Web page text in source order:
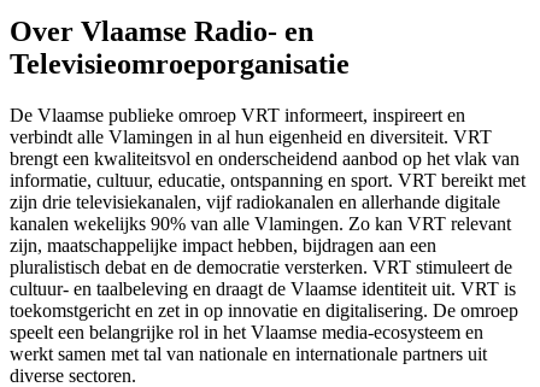
Over Vlaamse Radio- en
Televisieomroeporganisatie
De Vlaamse publieke omroep VRT informeert, inspireert en
verbindt alle Vlamingen in al hun eigenheid en diversiteit. VRT
brengt een kwaliteitsvol en onderscheidend aanbod op het vlak van
informatie, cultuur, educatie, ontspanning en sport. VRT bereikt met
zijn drie televisiekanalen, vijf radiokanalen en allerhande digitale
kanalen wekelijks 90% van alle Vlamingen. Zo kan VRT relevant
zijn, maatschappelijke impact hebben, bijdragen aan een
pluralistisch debat en de democratie versterken. VRT stimuleert de
cultuur- en taalbeleving en draagt de Vlaamse identiteit uit. VRT is
toekomstgericht en zet in op innovatie en digitalisering. De omroep
speelt een belangrijke rol in het Vlaamse media-ecosysteem en
werkt samen met tal van nationale en internationale partners uit
diverse sectoren.